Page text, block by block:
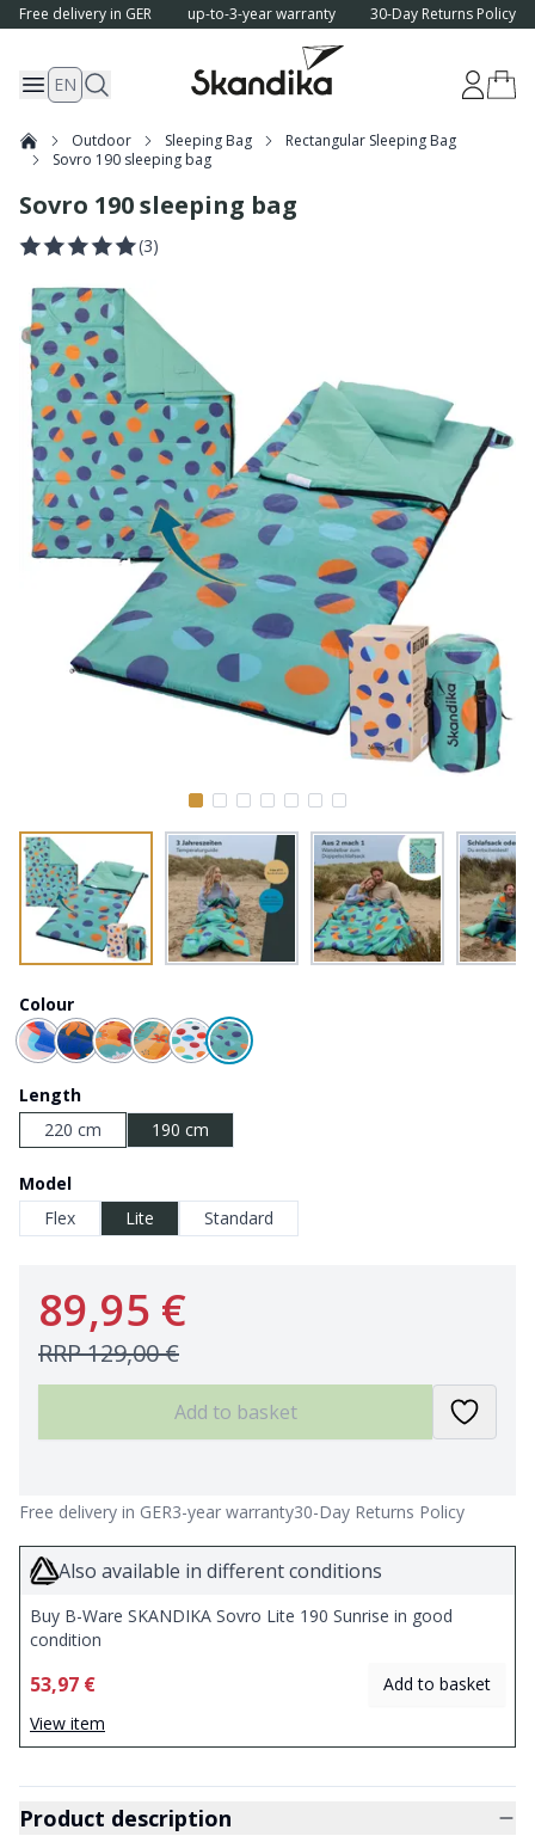
Free delivery in GER up-to-3-year warranty 30-Day Returns Policy
EN
Outdoor Sleeping Bag
Rectangular Sleeping Bag
Sovro 190 sleeping bag
Sovro 190 sleeping bag
(3)
Colour
Length
220 cm
190 cm
Model
Flex
Lite Standard
89,95 €
RRP129,00 €
Add to basket
Free delivery in GER3-year warranty30-Day Returns Policy
Also available in different conditions
Buy B-Ware SKANDIKA Sovro Lite 190 Sunrise in good
condition
53,97 €
Add to basket
View item
Product description